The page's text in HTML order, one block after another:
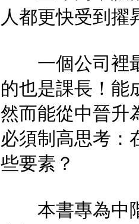
人都更快受到擢
一個公司裡最
的也是課長！能
然而能從中晉升
必須制高思考：
些要素？
本書專為中階